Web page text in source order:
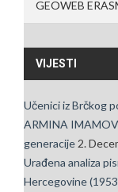
GEOWEB
VIJESTI
Učenici iz Brčkog
ARMINA
generacije 2.
Urađena analiza
Hercegovine